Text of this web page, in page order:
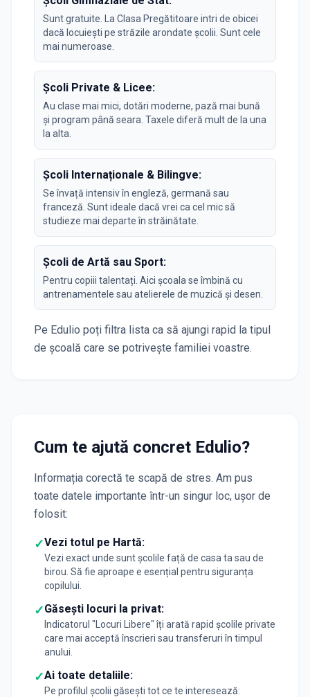
Sunt gratuite. La Clasa Pregătitoare intri de obicei
dacă locuiești pe străzile arondate școlii. Sunt cele
mai numeroase.
Școli Private & Licee:
Au clase mai mici, dotări moderne, pază mai bună
și program până seara. Taxele diferă mult de la una
la alta.
Școli Internaționale & Bilingve:
Se învață intensiv în engleză, germană sau
franceză. Sunt ideale dacă vrei ca cel mic să
studieze mai departe în străinătate.
Școli de Artă sau Sport:
Pentru copiii talentați. Aici școala se îmbină cu
antrenamentele sau atelierele de muzică și desen.
Pe Edulio poți filtra lista ca să ajungi rapid la tipul
de școală care se potrivește familiei voastre.
Cum te ajută concret Edulio?
Informația corectă te scapă de stres. Am pus
toate datele importante într-un singur loc, ușor de
folosit:
✓Vezi totul pe Hartă:
Vezi exact unde sunt școlile față de casa ta sau de
birou. Să fie aproape e esențial pentru siguranța
copilului.
✓Găsești locuri la privat:
Indicatorul "Locuri Libere" îți arată rapid școlile private
care mai acceptă înscrieri sau transferuri în timpul
anului.
✓Ai toate detaliile:
Pe profilul școlii găsești tot ce te interesează: